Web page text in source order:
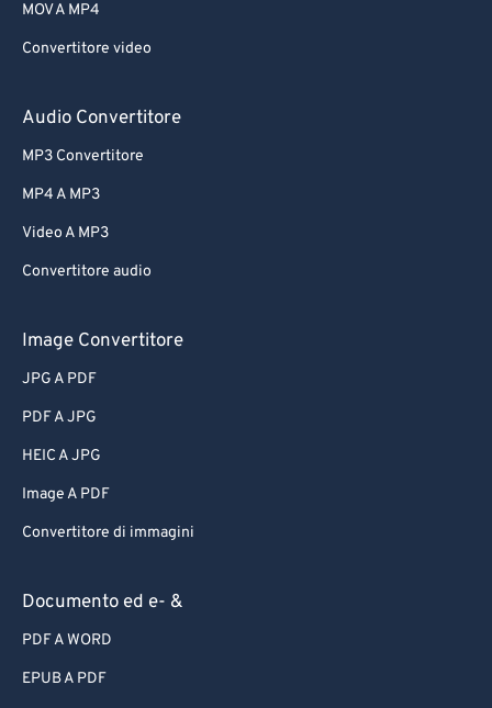
MOV A MP4
Convertitore video
Audio Convertitore
MP3 Convertitore
MP4 A MP3
Video A MP3
Convertitore audio
Image Convertitore
JPG A PDF
PDF A JPG
HEIC A JPG
Image A PDF
Convertitore di immagini
Documento ed e- &
PDF A WORD
EPUB A PDF